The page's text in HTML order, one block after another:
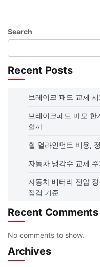
Search
Recent Posts
브레이크 패드 교체
브레이크패드 마모
할까
휠 얼라인먼트 비용,
자동차 냉각수 교체
자동차 배터리 전압
점검 기준
Recent Comments
No comments to show.
Archives